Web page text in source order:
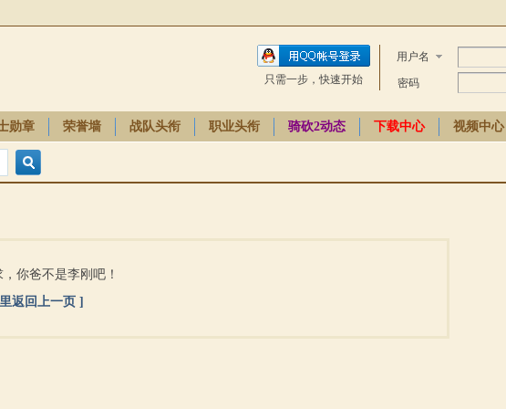
用户名
密码
只需一步，快速开始
勋章 荣誉墙 战队头衔 职业头衔 骑砍2动态 下载中心 视频中心
索
你爸不是李刚吧！
返回上一页 ]